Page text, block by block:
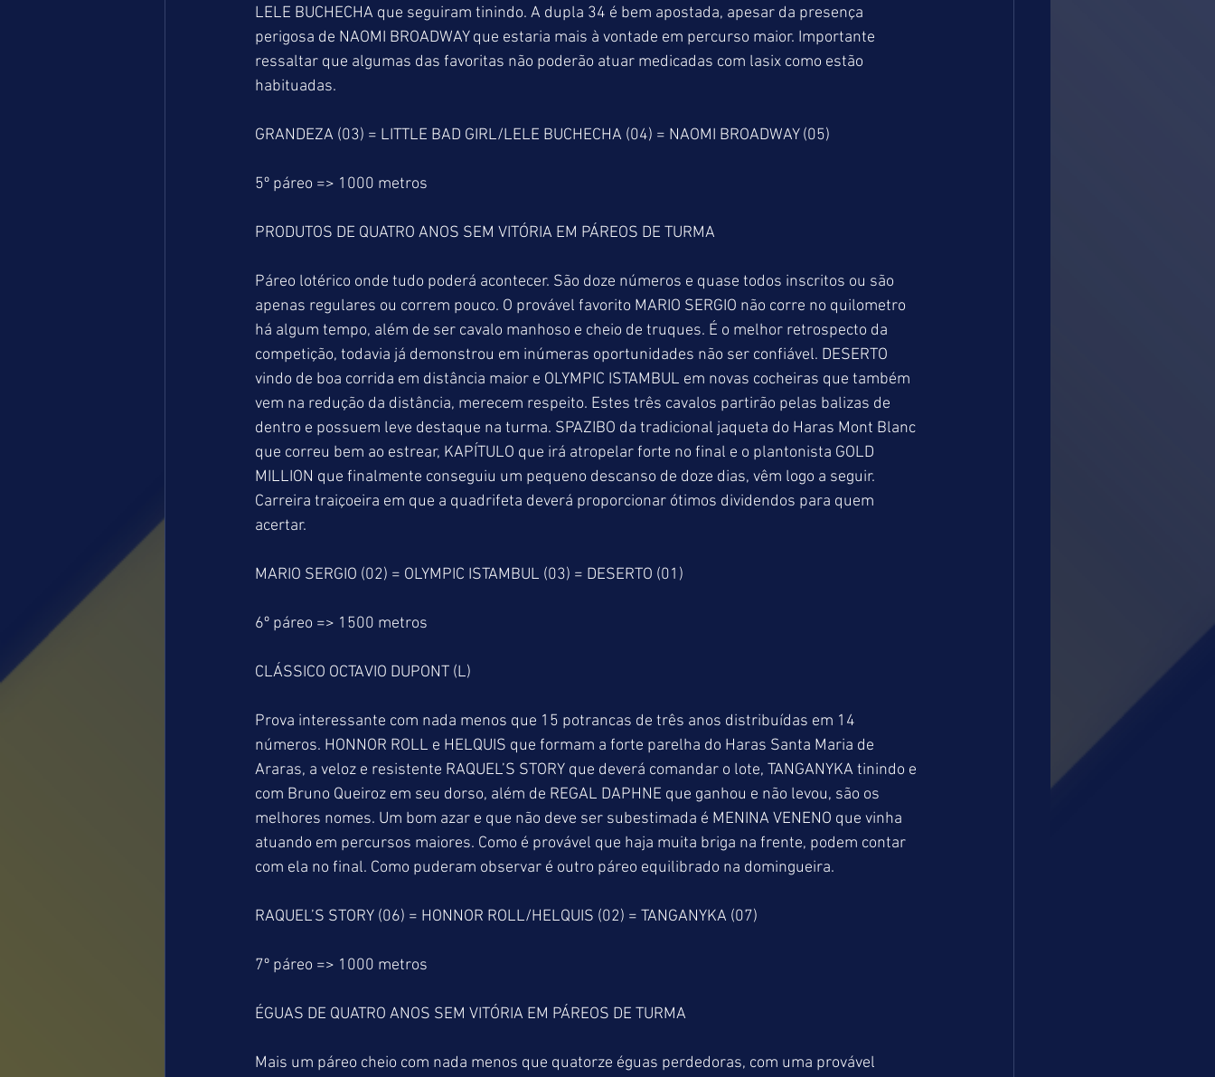
LELE BUCHECHA que seguiram tinindo. A dupla 34 é bem apostada, apesar da presença
perigosa de NAOMI BROADWAY que estaria mais à vontade em percurso maior. Importante
ressaltar que algumas das favoritas não poderão atuar medicadas com lasix como estão
habituadas.
GRANDEZA (03) = LITTLE BAD GIRL/LELE BUCHECHA (04) = NAOMI BROADWAY (05)
5º páreo => 1000 metros
PRODUTOS DE QUATRO ANOS SEM VITÓRIA EM PÁREOS DE TURMA
Páreo lotérico onde tudo poderá acontecer. São doze números e quase todos inscritos ou são
apenas regulares ou correm pouco. O provável favorito MARIO SERGIO não corre no quilometro
há algum tempo, além de ser cavalo manhoso e cheio de truques. É o melhor retrospecto da
competição, todavia já demonstrou em inúmeras oportunidades não ser confiável. DESERTO
vindo de boa corrida em distância maior e OLYMPIC ISTAMBUL em novas cocheiras que também
vem na redução da distância, merecem respeito. Estes três cavalos partirão pelas balizas de
dentro e possuem leve destaque na turma. SPAZIBO da tradicional jaqueta do Haras Mont Blanc
que correu bem ao estrear, KAPÍTULO que irá atropelar forte no final e o plantonista GOLD
MILLION que finalmente conseguiu um pequeno descanso de doze dias, vêm logo a seguir.
Carreira traiçoeira em que a quadrifeta deverá proporcionar ótimos dividendos para quem
acertar.
MARIO SERGIO (02) = OLYMPIC ISTAMBUL (03) = DESERTO (01)
6º páreo => 1500 metros
CLÁSSICO OCTAVIO DUPONT (L)
Prova interessante com nada menos que 15 potrancas de três anos distribuídas em 14
números. HONNOR ROLL e HELQUIS que formam a forte parelha do Haras Santa Maria de
Araras, a veloz e resistente RAQUEL’S STORY que deverá comandar o lote, TANGANYKA tinindo e
com Bruno Queiroz em seu dorso, além de REGAL DAPHNE que ganhou e não levou, são os
melhores nomes. Um bom azar e que não deve ser subestimada é MENINA VENENO que vinha
atuando em percursos maiores. Como é provável que haja muita briga na frente, podem contar
com ela no final. Como puderam observar é outro páreo equilibrado na domingueira.
RAQUEL’S STORY (06) = HONNOR ROLL/HELQUIS (02) = TANGANYKA (07)
7º páreo => 1000 metros
ÉGUAS DE QUATRO ANOS SEM VITÓRIA EM PÁREOS DE TURMA
Mais um páreo cheio com nada menos que quatorze éguas perdedoras, com uma provável